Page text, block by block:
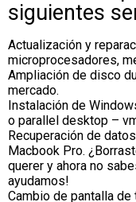
siguientes
Actualización y
microprocesadores,
Ampliación de disco
mercado.
Instalación de
o parallel desktop –
Recuperación de
Macbook Pro.
querer y ahora no
ayudamos!
Cambio de pantalla